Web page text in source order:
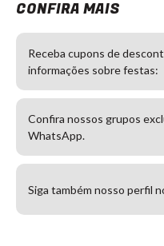
CONFIRA MAIS
Receba cupons de
informações sobre festas:
Confira nossos grupos
WhatsApp.
Siga também nosso perfil